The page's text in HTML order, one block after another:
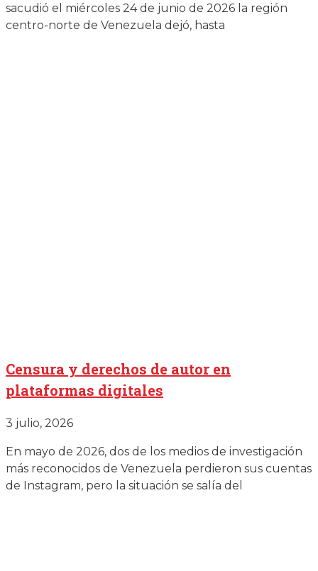
sacudió el miércoles 24 de junio de 2026 la región
centro-norte de Venezuela dejó, hasta
Censura y derechos de autor en
plataformas digitales
3 julio, 2026
En mayo de 2026, dos de los medios de investigación
más reconocidos de Venezuela perdieron sus cuentas
de Instagram, pero la situación se salía del